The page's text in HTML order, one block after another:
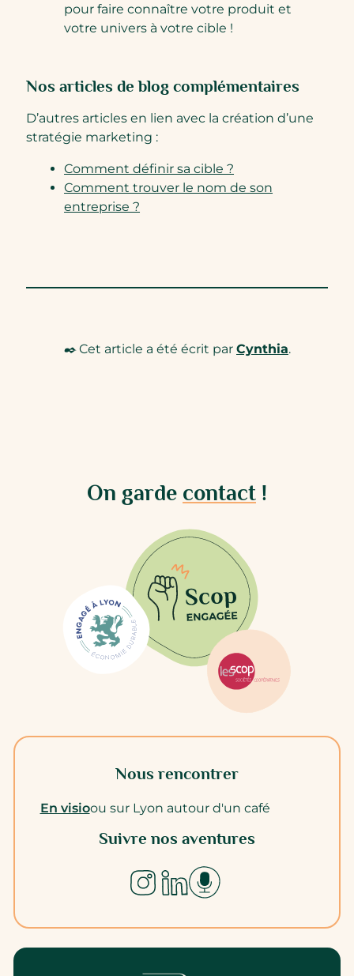
pour faire connaître votre produit et
votre univers à votre cible !
Nos articles de blog complémentaires
D’autres articles en lien avec la création d’une
stratégie marketing :
Comment définir sa cible ?
Comment trouver le nom de son
entreprise ?
✒️ Cet article a été écrit par Cynthia.
On garde contact !
Nous rencontrer
En visioou sur Lyon autour d'un café
Suivre nos aventures